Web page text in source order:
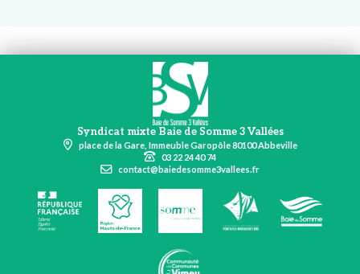
Syndicat mixte Baie de Somme 3 Vallées
place de la Gare, Immeuble Garopôle 80100 Abbeville
03 22 24 40 74
contact@baiedesomme3vallees.fr